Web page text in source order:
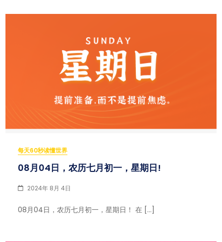
每天60秒读懂世界
08月04日，农历七月初一，星期日!
2024年 8月 4日
08月04日，农历七月初一，星期日！ 在 […]